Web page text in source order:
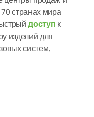
странах мира
доступ к
изделий для
систем.